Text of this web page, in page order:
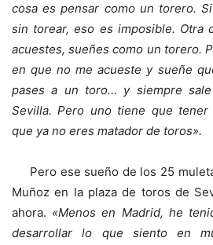
cosa es pensar como un torero.
sin torear, eso es imposible. Otra
acuestes, sueñes como un torero.
en que no me acueste y sueñe
pases a un toro… y siempre
Sevilla. Pero uno tiene que tener
que ya no eres matador de toros».
Pero ese sueño de los 25
Muñoz en la plaza de toros de
ahora. «Menos en Madrid, he
desarrollar lo que siento en